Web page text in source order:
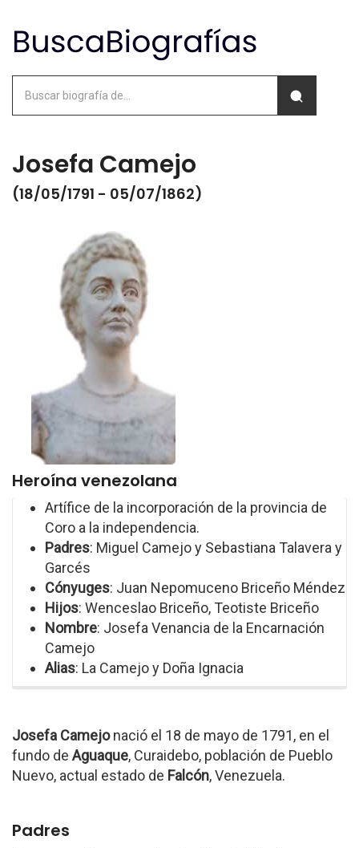
Josefa Camejo
(18/05/1791 - 05/07/1862)
Heroína venezolana
Artífice de la incorporación de la provincia de
Coro a la independencia.
Padres: Miguel Camejo y Sebastiana Talavera y
Garcés
Cónyuges: Juan Nepomuceno Briceño Méndez
Hijos: Wenceslao Briceño, Teotiste Briceño
Nombre: Josefa Venancia de la Encarnación
Camejo
Alias: La Camejo y Doña Ignacia
Josefa Camejonació el 18 de mayo de 1791, en el
fundo de Aguaque, Curaidebo, población de Pueblo
Nuevo, actual estado de Falcón, Venezuela.
Padres